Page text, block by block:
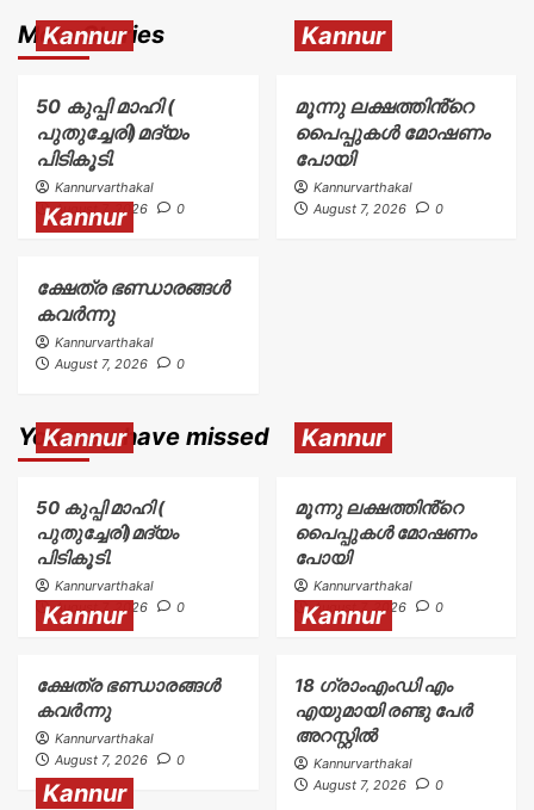
More Stories
Kannur
50 കുപ്പി മാഹി (
പുതുച്ചേരി)മദ്യം
പിടികൂടി.
Kannurvarthakal
August 7, 2026
0
Kannur
മൂന്നു ലക്ഷത്തിൻ്റെ
പൈപ്പുകൾ മോഷണം
പോയി
Kannurvarthakal
August 7, 2026
0
Kannur
ക്ഷേത്ര ഭണ്ഡാരങ്ങൾ
കവർന്നു
Kannurvarthakal
August 7, 2026
0
You may have missed
Kannur
50 കുപ്പി മാഹി (
പുതുച്ചേരി)മദ്യം
പിടികൂടി.
Kannurvarthakal
August 7, 2026
0
Kannur
മൂന്നു ലക്ഷത്തിൻ്റെ
പൈപ്പുകൾ മോഷണം
പോയി
Kannurvarthakal
August 7, 2026
0
Kannur
ക്ഷേത്ര ഭണ്ഡാരങ്ങൾ
കവർന്നു
Kannurvarthakal
August 7, 2026
0
Kannur
18 ഗ്രാംഎംഡി എം
എയുമായി രണ്ടു പേർ
അറസ്റ്റിൽ
Kannurvarthakal
August 7, 2026
0
Kannur